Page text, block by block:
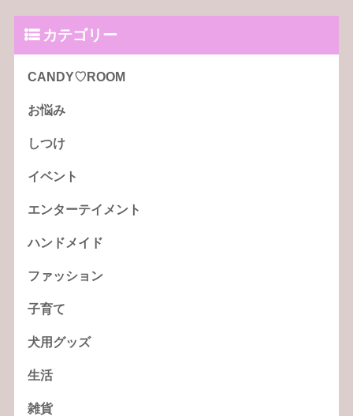
カテゴリー
CANDY♡ROOM
お悩み
しつけ
イベント
エンターテイメント
ハンドメイド
ファッション
子育て
犬用グッズ
生活
雑貨